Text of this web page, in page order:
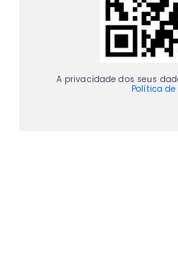
A privacidade dos seus
Política